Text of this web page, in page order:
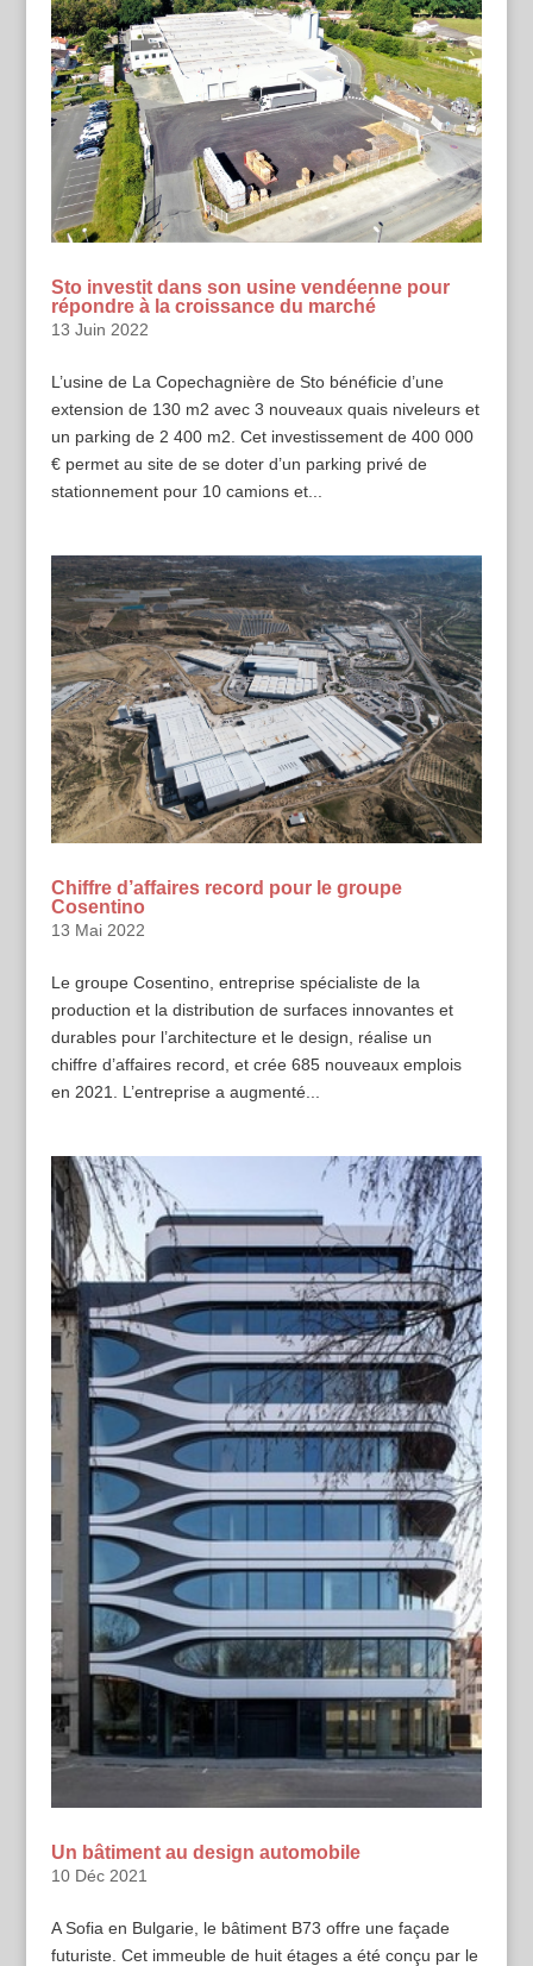
Sto investit dans son usine vendéenne pour
répondre à la croissance du marché
13 Juin 2022
L’usine de La Copechagnière de Sto bénéficie d’une
extension de 130 m2 avec 3 nouveaux quais niveleurs et
un parking de 2 400 m2. Cet investissement de 400 000
€ permet au site de se doter d’un parking privé de
stationnement pour 10 camions et...
Chiffre d’affaires record pour le groupe
Cosentino
13 Mai 2022
Le groupe Cosentino, entreprise spécialiste de la
production et la distribution de surfaces innovantes et
durables pour l’architecture et le design, réalise un
chiffre d’affaires record, et crée 685 nouveaux emplois
en 2021. L’entreprise a augmenté...
Un bâtiment au design automobile
10 Déc 2021
A Sofia en Bulgarie, le bâtiment B73 offre une façade
futuriste. Cet immeuble de huit étages a été conçu par le